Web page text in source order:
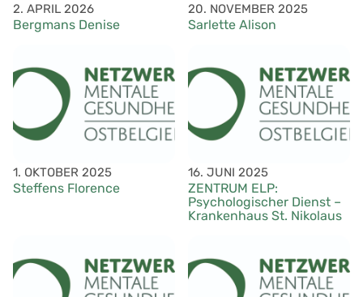
2. APRIL 2026
Bergmans Denise
20. NOVEMBER 2025
Sarlette Alison
1. OKTOBER 2025
Steffens Florence
16. JUNI 2025
ZENTRUM ELP:
Psychologischer Dienst –
Krankenhaus St. Nikolaus